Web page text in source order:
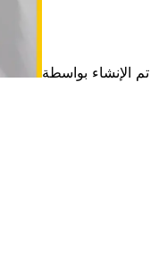
تم الإنشاء بواسطة